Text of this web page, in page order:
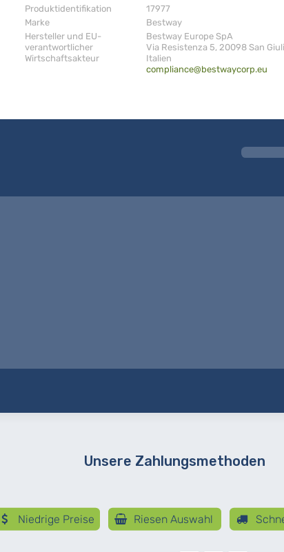
Produktidentifikation
17977
Marke
Bestway
Hersteller und EU-
verantwortlicher
Wirtschaftsakteur
Bestway Europe SpA
Via Resistenza 5, 20098 San
Italien
compliance@bestwaycorp.eu
Unsere Zahlungsmethoden
Niedrige Preise Riesen Auswahl